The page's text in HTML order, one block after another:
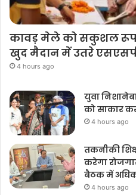
कावड़ मेले को सकुशल
खुद मैदान में उतरे
4 hours ago
युवा
को साकार
4 hours ago
तकनीकी
करेगा
बैठक में
4 hours ago